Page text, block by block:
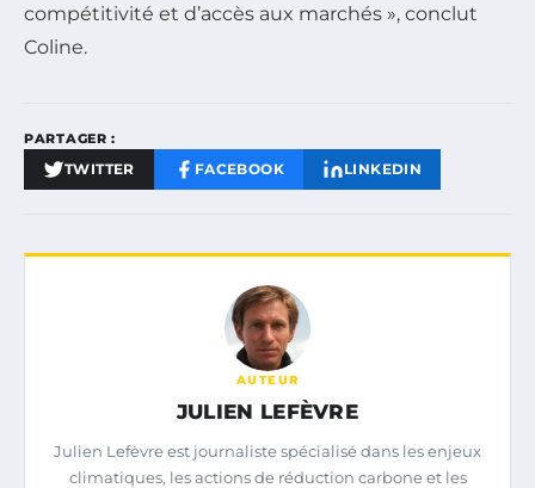
compétitivité et d’accès aux marchés », conclut
Coline.
PARTAGER :
TWITTER FACEBOOK LINKEDIN
AUTEUR
JULIEN LEFÈVRE
Julien Lefèvre est journaliste spécialisé dans les enjeux
climatiques, les actions de réduction carbone et les